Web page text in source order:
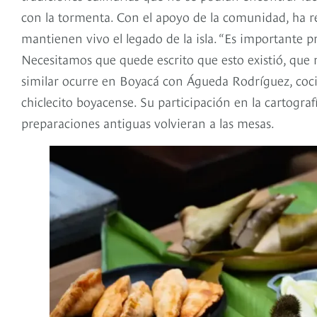
con la tormenta. Con el apoyo de la comunidad, ha
mantienen vivo el legado de la isla. “Es importante
Necesitamos que quede escrito que esto existió,
similar ocurre en Boyacá con Águeda Rodríguez,
chiclecito boyacense. Su participación en la
preparaciones antiguas volvieran a las mesas.